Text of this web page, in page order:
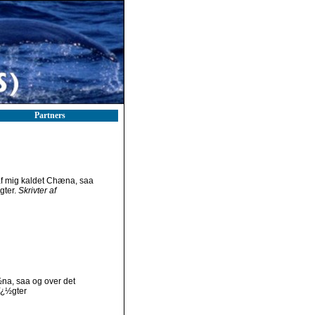
Partners
mig kaldet Chæna, saa
Skrivter af
saa og over det